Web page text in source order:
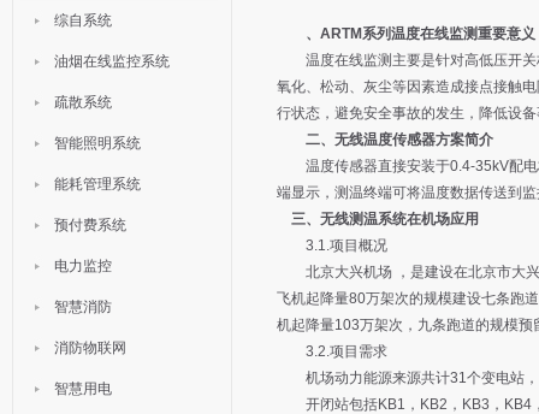
综自系统
油烟在线监控系统
疏散系统
智能照明系统
能耗管理系统
预付费系统
电力监控
智慧消防
消防物联网
智慧用电
、ARTM系列温度在线监测重要意义
温度在线监测主要是针对高低压开关
氧化、松动、灰尘等因素造成接点接触
行状态，避免安全事故的发生，降低设
二、无线温度传感器方案简介
温度传感器直接安装于0.4-35kV配电
端显示，测温终端可将温度数据传送到
三、无线测温系统在机场应用
3.1.项目概况
北京大兴机场 ，是建设在北京市大兴
飞机起降量80万架次的规模建设七条跑
机起降量103万架次，九条跑道的规模预
3.2.项目需求
机场动力能源来源共计31个变电站，
开闭站包括KB1，KB2，KB3，KB4